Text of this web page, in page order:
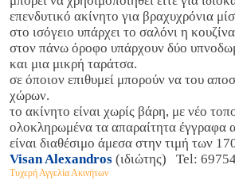
επενδυτικό ακίνητο για βραχυχρόνια
στο ισόγειο υπάρχει το σαλόνι η
στον πάνω όροφο υπάρχουν δύο
και μια μικρή ταράτσα.
σε όποιον επιθυμεί μπορούν να του
χώρων.
το ακίνητο είναι χωρίς βάρη, με νέο
ολοκληρωμένα τα απαραίτητα έγγραφα
είναι διαθέσιμο άμεσα στην τιμή των
Visan Alexandros (ιδιώτης) Tel:
Τυχερή Αγγελία Ακινήτων